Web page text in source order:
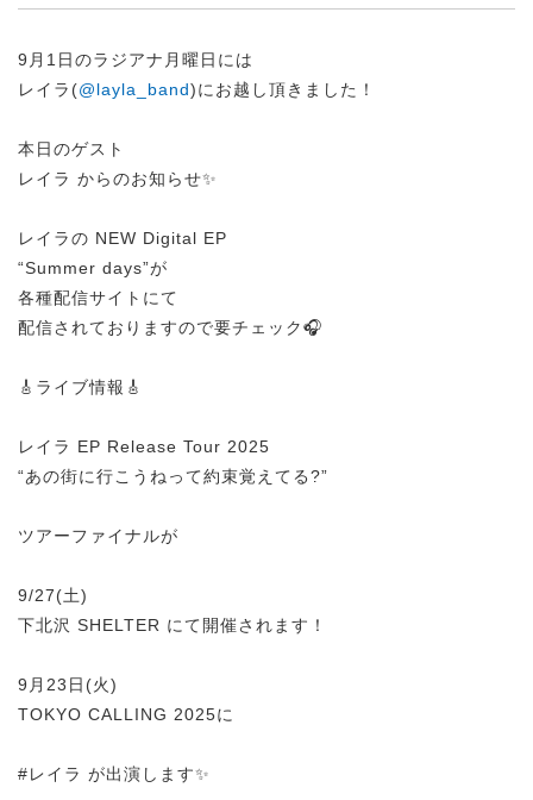
9月1日のラジアナ月曜日には
レイラ(@layla_band)にお越し頂きました！
本日のゲスト
レイラ からのお知らせ✨
レイラの NEW Digital EP
“Summer days”が
各種配信サイトにて
配信されておりますので要チェック🎧
🎸ライブ情報🎸
レイラ EP Release Tour 2025
“あの街に行こうねって約束覚えてる?”
ツアーファイナルが
9/27(土)
下北沢 SHELTER にて開催されます！
9月23日(火)
TOKYO CALLING 2025に
#レイラ が出演します✨